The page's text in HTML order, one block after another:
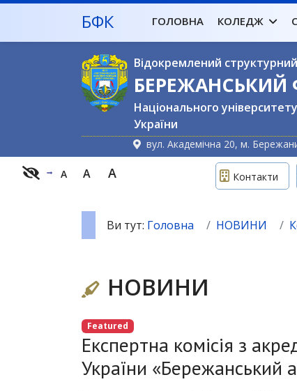
БФК ГОЛОВНА КОЛЕДЖ
Відокремлений
Національного
України
вул. Академічна 20, м.
A A A Контакти
Ви тут: Головна НОВИНИ
НОВИНИ
Featured
Експертна комісія з
України «Бережанський